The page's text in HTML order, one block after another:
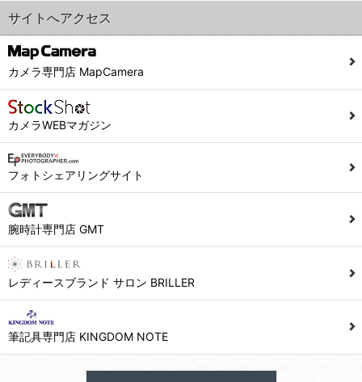
シュッピン株式会社 個人情報相談窓口
Mail：privacy@syuppin.com (受付)
サイトへアクセス
カメラ専門店 MapCamera
カメラWEBマガジン
フォトシェアリングサイト
腕時計専門店 GMT
レディースブランド サロン BRILLER
筆記具専門店 KINGDOM NOTE